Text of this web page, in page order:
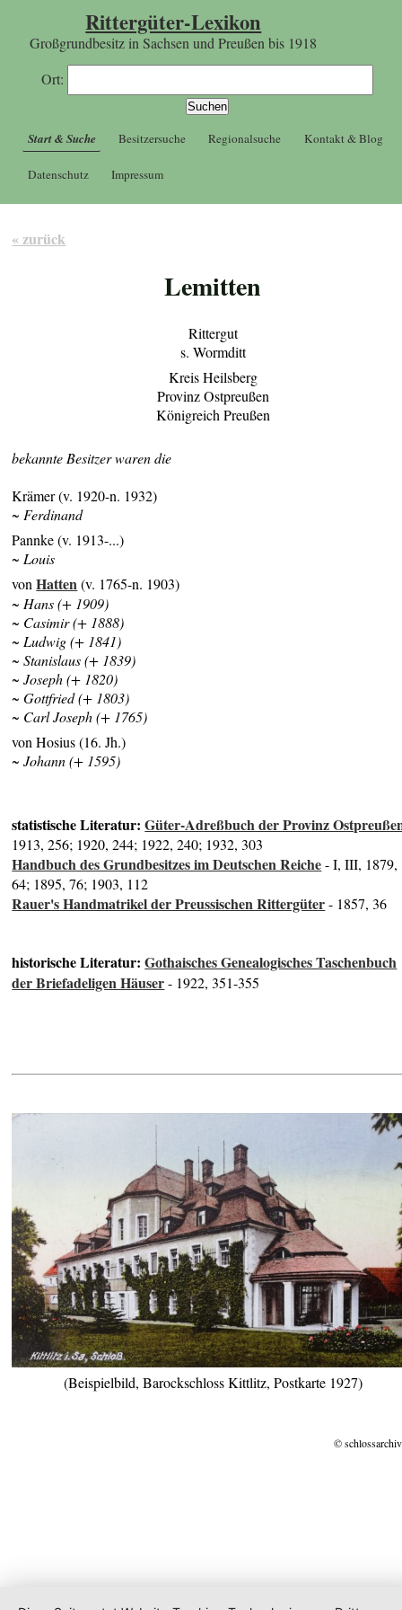
Rittergüter-Lexikon
Großgrundbesitz in Sachsen und Preußen bis 1918
Ort:
Start & Suche Besitzersuche Regionalsuche Kontakt & Blog
Datenschutz Impressum
« zurück
Lemitten
Rittergut
s. Wormditt
Kreis Heilsberg
Provinz Ostpreußen
Königreich Preußen
bekannte Besitzer waren die
Krämer (v. 1920-n. 1932)
~ Ferdinand
Pannke (v. 1913-...)
~ Louis
vonHatten(v. 1765-n. 1903)
~ Hans (+ 1909)
~ Casimir (+ 1888)
~ Ludwig (+ 1841)
~ Stanislaus (+ 1839)
~ Joseph (+ 1820)
~ Gottfried (+ 1803)
~ Carl Joseph (+ 1765)
von Hosius (16. Jh.)
~ Johann (+ 1595)
statistische Literatur:Güter-Adreßbuch der Provinz
1913, 256; 1920, 244; 1922, 240; 1932, 303
Handbuch des Grundbesitzes im Deutschen Reiche- I, III, 1879,
64; 1895, 76; 1903, 112
Rauer's Handmatrikel der Preussischen Rittergüter- 1857, 36
historische Literatur:Gothaisches Genealogisches Taschenbuch
der Briefadeligen Häuser- 1922, 351-355
(Beispielbild, Barockschloss Kittlitz, Postkarte 1927)
©